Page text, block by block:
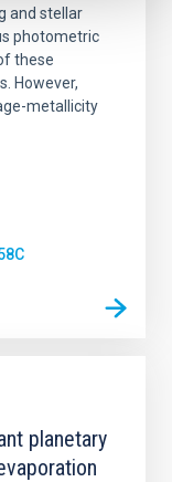
and stellar
photometric
these
However,
metallicity
planetary